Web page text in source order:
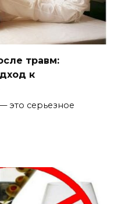
травм:
к
это серьезное